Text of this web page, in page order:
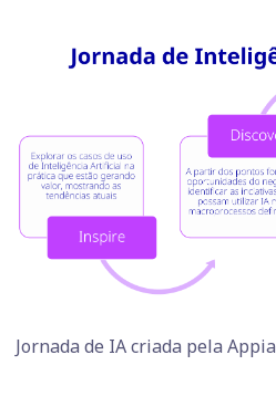
Jornada de IA criada pela Appia